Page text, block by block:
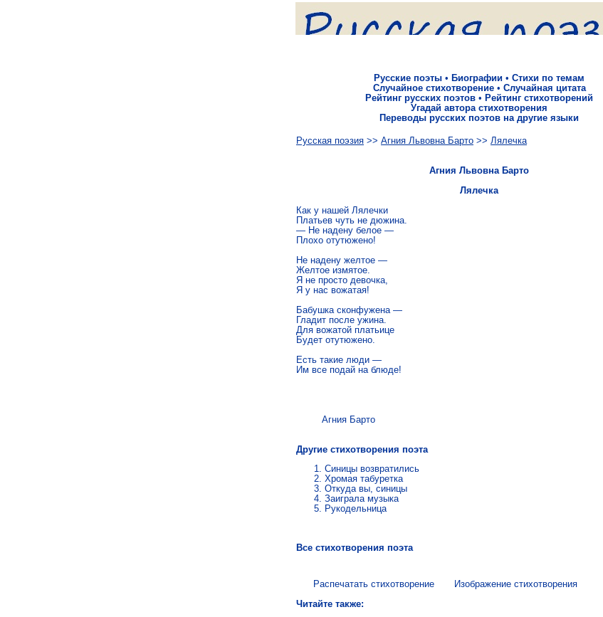
Русские поэты • Биографии • Стихи по темам
Случайное стихотворение• Случайная цитата
Рейтинг русских поэтов • Рейтинг стихотворений
Угадай автора стихотворения
Переводы русских поэтов на другие языки
Русская поэзия >> Агния Львовна Барто >> Лялечка
Агния Львовна Барто
Лялечка
Как у нашей Лялечки
Платьев чуть не дюжина.
— Не надену белое —
Плохо отутюжено!
Не надену желтое —
Желтое измятое.
Я не просто девочка,
Я у нас вожатая!
Бабушка сконфужена —
Гладит после ужина.
Для вожатой платьице
Будет отутюжено.
Есть такие люди —
Им все подай на блюде!
Агния Барто
Другие стихотворения поэта
Синицы возвратились
Хромая табуретка
Откуда вы, синицы
Заиграла музыка
Рукодельница
Все стихотворения поэта
Распечатать стихотворение
Изображение стихотворения
Читайте также: